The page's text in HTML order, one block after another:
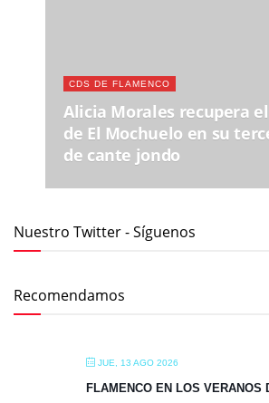
CDS DE FLAMENCO
Alicia Morales recupera
de El Mochuelo en su
de cante jondo
Nuestro Twitter - Síguenos
Recomendamos
JUE, 13 AGO 2026
FLAMENCO EN LOS VERANOS